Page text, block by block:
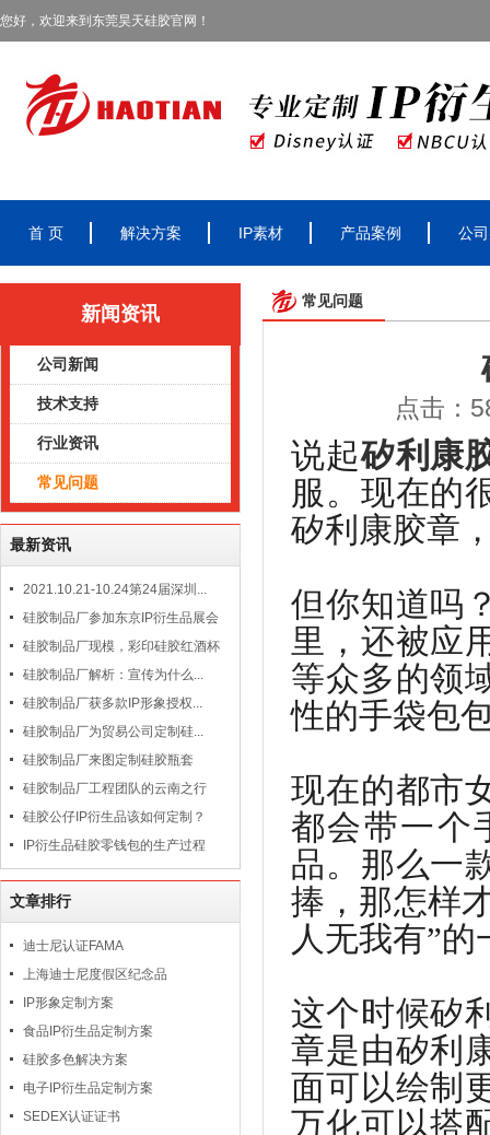
您好，欢迎来到东莞昊天硅胶官网！
首 页 解决方案 IP素材 产品案例 公
新闻资讯
公司新闻
技术支持
行业资讯
常见问题
最新资讯
2021.10.21-10.24第24届深圳...
硅胶制品厂参加东京IP衍生品展会
硅胶制品厂现模，彩印硅胶红酒杯
硅胶制品厂解析：宣传为什么...
硅胶制品厂获多款IP形象授权...
硅胶制品厂为贸易公司定制硅...
硅胶制品厂来图定制硅胶瓶套
硅胶制品厂工程团队的云南之行
硅胶公仔IP衍生品该如何定制？
IP衍生品硅胶零钱包的生产过程
文章排行
迪士尼认证FAMA
上海迪士尼度假区纪念品
IP形象定制方案
食品IP衍生品定制方案
硅胶多色解决方案
电子IP衍生品定制方案
SEDEX认证证书
常见问题
点击：
说起矽利康
服。现在的
矽利康胶章
但你知道吗
里，还被应
等众多的领
性的手袋包
现在的都市
都会带一个
品。那么一
捧，那怎样
人无我有”
这个时候矽
章是由矽利
面可以绘制
万化可以搭